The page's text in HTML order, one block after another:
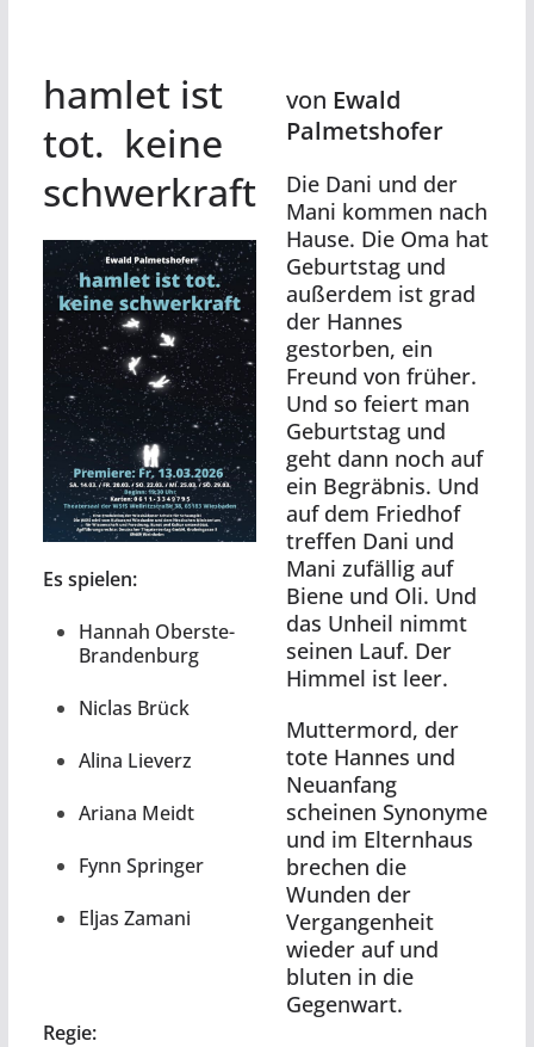
hamlet ist
tot. keine
schwerkraft
Es spielen:
Hannah Oberste-
Brandenburg
Niclas Brück
Alina Lieverz
Ariana Meidt
Fynn Springer
Eljas Zamani
Regie:
von Ewald
Palmetshofer
Die Dani und der
Mani kommen nach
Hause. Die Oma hat
Geburtstag und
außerdem ist grad
der Hannes
gestorben, ein
Freund von früher.
Und so feiert man
Geburtstag und
geht dann noch auf
ein Begräbnis. Und
auf dem Friedhof
treffen Dani und
Mani zufällig auf
Biene und Oli. Und
das Unheil nimmt
seinen Lauf. Der
Himmel ist leer.
Muttermord, der
tote Hannes und
Neuanfang
scheinen Synonyme
und im Elternhaus
brechen die
Wunden der
Vergangenheit
wieder auf und
bluten in die
Gegenwart.